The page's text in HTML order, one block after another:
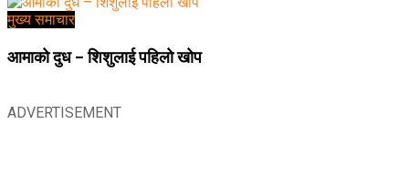
मुख्य समाचार
आमाको दुध – शिशुलाई पहिलो खोप
ADVERTISEMENT